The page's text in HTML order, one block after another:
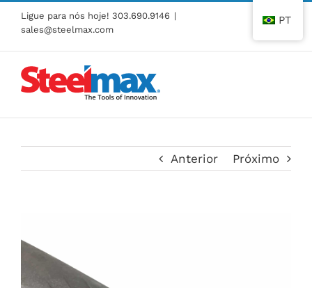
Pular
para
o
conteúdo
Ligue para nós hoje! 303.690.9146 |
sales@steelmax.com
Anterior Próximo
imagem
maior
PT